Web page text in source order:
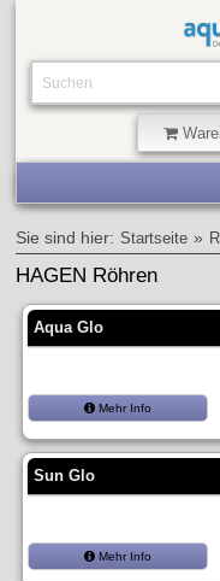
Sie sind hier: Startseite »
HAGEN Röhren
Aqua Glo
Mehr Info
Sun Glo
Mehr Info